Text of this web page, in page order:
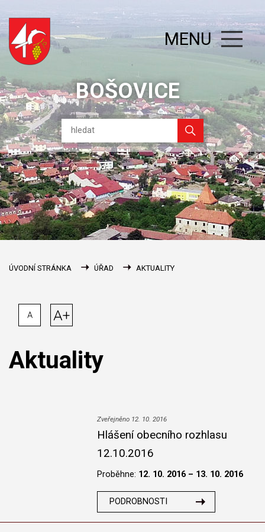
BOŠOVICE
MENU
ÚVODNÍ STRÁNKA ÚŘAD AKTUALITY
A A+
Aktuality
Zveřejněno 12. 10. 2016
Hlášení obecního rozhlasu
12.10.2016
Proběhne: 12. 10. 2016 – 13. 10. 2016
PODROBNOSTI